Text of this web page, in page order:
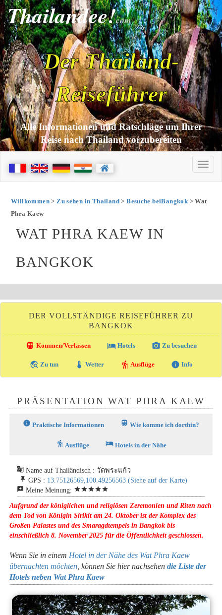
Thailandee!com
Der Thailand-
Reiseführer
Alle Informationen und Ratschläge um Ihrer
Reise nach Thailand vorzubereiten
Willkommen>Zu sehen in Thailand>Besuche beiBangkok > Wat
Phra Kaew
WAT PHRA KAEW IN
BANGKOK
DER VOLLSTÄNDIGE REISEFÜHRER ZU
BANGKOK
directions_transit Kommen/Verlassen local_hotelHotels photo_camera Zu besuchen
travel_explore Zu tun thermostat Wetter hiking Ausflüge info Info
PRÄSENTATION WAT PHRA KAEW
info Praktische Informationen train Wie komme ich dorthin?
hiking Ausflüge hotelHotels in der Nähe
g_translate Name auf Thailändisch : วัดพระแก้ว
push_pin GPS : 13.75126569,100.49256563 (Siehe auf der Karte)
reviews Meine Meinung: starstarstarstarstar
Aufgrund der königlichen und religiösen Zeremonien und Riten nach
dem Tod von Königin Sirikit am 24. Oktober ist der Komplex des
Großen Palastes und des Smaragdtempels in Bangkok bis
einschließlich 8. November 2025 für die Öffentlichkeit geschlossen.
Wenn Sie in einem Hotel in der Nähe des Wat Phra Kaew
übernachten möchten , können Sie hier nachsehendie Liste der
Hotels neben Wat Phra Kaew